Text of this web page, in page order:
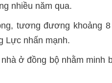
nhiều năm qua.
tương đương khoảng
Lực nhấn mạnh.
ở đồng bộ nhằm minh